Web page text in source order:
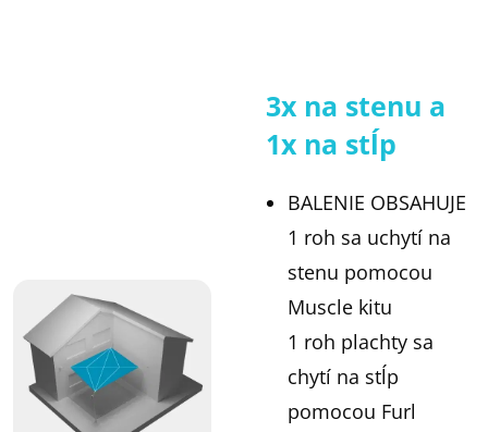
3x na stenu a
1x na stĺp
BALENIE OBSAHUJE
1 roh sa uchytí na
stenu pomocou
Muscle kitu
1 roh plachty sa
chytí na stĺp
pomocou Furl